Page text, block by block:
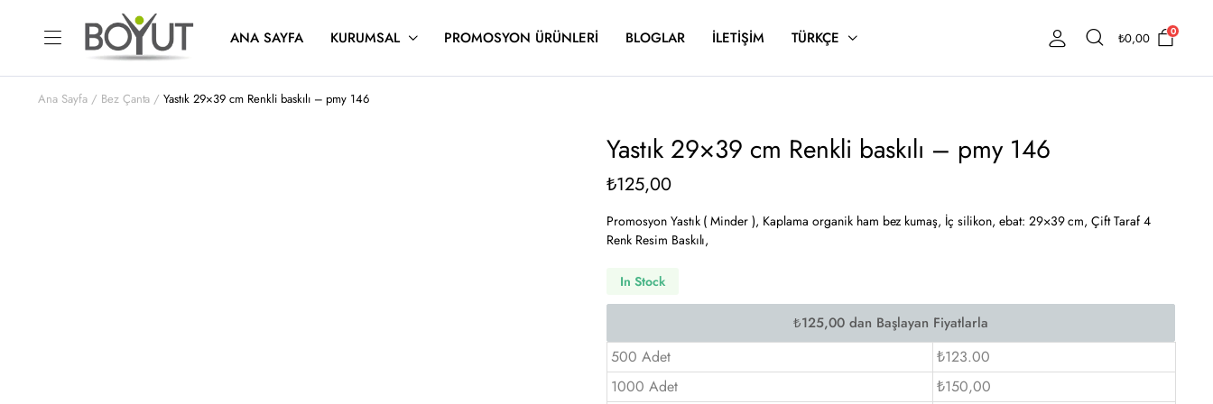
ANA SAYFA KURUMSAL PROMOSYON ÜRÜNLERI BLOGLAR İLETIŞIM TÜRKÇE ₺0,00 0
Ana Sayfa Bez Çanta Yastık 29×39 cm Renkli baskılı – pmy 146
Yastık 29×39 cm Renkli baskılı – pmy 146
₺125,00
Promosyon Yastık ( Minder ), Kaplama organik ham bez kumaş, İç silikon, ebat: 29×39 cm, Çift Taraf 4
Renk Resim Baskılı,
In Stock
500 Adet
₺123.00
1000 Adet
₺150,00